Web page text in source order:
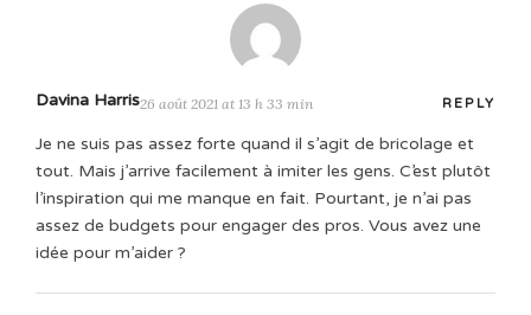
Davina Harris26 août 2021 at 13 h 33 min REPLY
Je ne suis pas assez forte quand il s’agit de bricolage et
tout. Mais j’arrive facilement à imiter les gens. C’est plutôt
l’inspiration qui me manque en fait. Pourtant, je n’ai pas
assez de budgets pour engager des pros. Vous avez une
idée pour m’aider ?